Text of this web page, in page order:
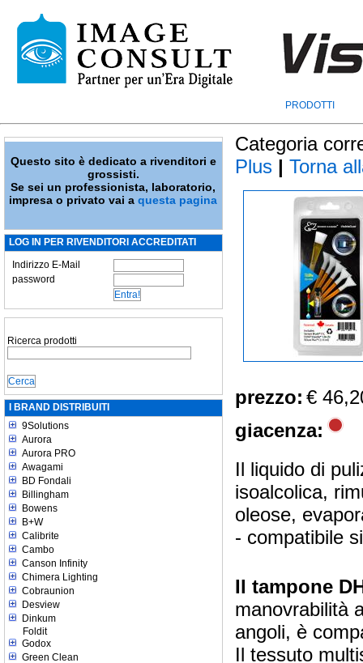
PRODOTTI
Questo sito è dedicato a rivenditori e
grossisti.
Se sei un professionista, laboratorio,
impresa o privato vai aquesta pagina
LOG IN PER RIVENDITORI ACCREDITATI
Indirizzo E-Mail
password
Ricerca prodotti
I BRAND DISTRIBUITI
9Solutions
Aurora
Aurora PRO
Awagami
BD Fondali
Billingham
Bowens
B+W
Calibrite
Cambo
Canson Infinity
Chimera Lighting
Cobraunion
Desview
Dinkum
Foldit
Godox
Green Clean
Categoria
Plus | Torna
prezzo: €
giacenza:
Il liquido di
isoalcolica,
oleose,
- compatibile
Il tampone
manovrabilità
angoli, è
Il tessuto